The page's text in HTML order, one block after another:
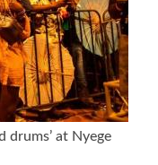
drums’ at Nyege